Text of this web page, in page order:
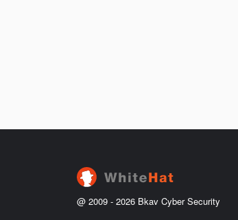
@ 2009 - 2026 Bkav Cyber Security